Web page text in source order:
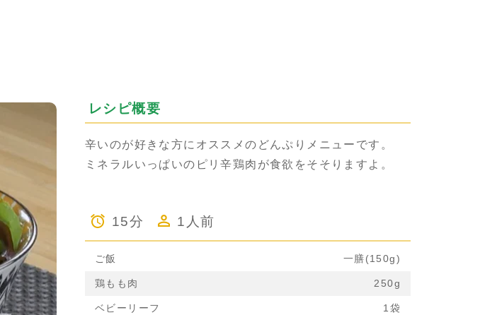
レシピ概要
辛いのが好きな方にオススメのどんぷりメニューです。
ミネラルいっぱいのピリ辛鶏肉が食欲をそそりますよ。
15分 1人前
ご飯 一膳(150g)
鶏もも肉 250g
ベビーリーフ 1袋